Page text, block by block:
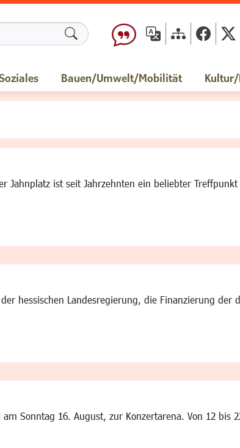
Formularschaltfläche
Bauen/Umwelt/Mobilität
Jahnplatz ist seit Jahrzehnten ein beliebter
hessischen Landesregierung, die Finanzierung der
Sonntag 16. August, zur Konzertarena. Von 12 bis